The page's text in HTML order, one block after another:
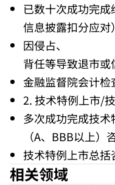
已数十次成功完成
信息披露扣分应对）
因侵占、
背任等导致退市
金融监督院会计检
2. 技术特例上市/
多次成功完成技
（A、BBB以上）
技术特例上市总括
相关领域